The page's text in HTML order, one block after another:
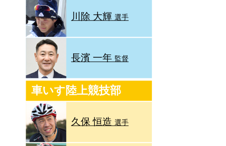
川除 大輝 選手
長濱 一年 監督
車いす陸上競技部
久保 恒造 選手